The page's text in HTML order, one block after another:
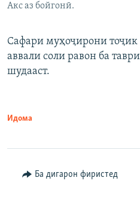
Акс аз бойгонӣ.
Сафари муҳоҷирони
аввали соли равон ба
шудааст.
Идома
Ба дигарон фиристед